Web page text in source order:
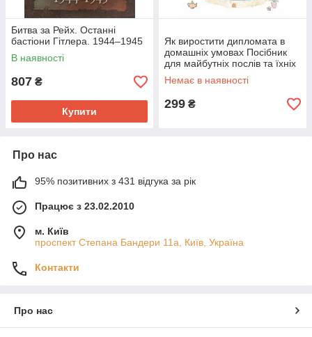
Битва за Рейх. Останні
бастіони Гітлера. 1944–1945
В наявності
807 ₴
Купити
Як виростити дипломата в
домашніх умовах Посібник
для майбутніх послів та їхніх
батьків
Немає в наявності
299 ₴
Про нас
95% позитивних з 431 відгука за рік
Працює з 23.02.2010
м. Київ
проспект Степана Бандери 11а, Київ, Україна
Контакти
Про нас